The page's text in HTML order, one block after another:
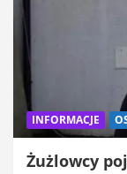
INFORMACJE
Żużlowcy